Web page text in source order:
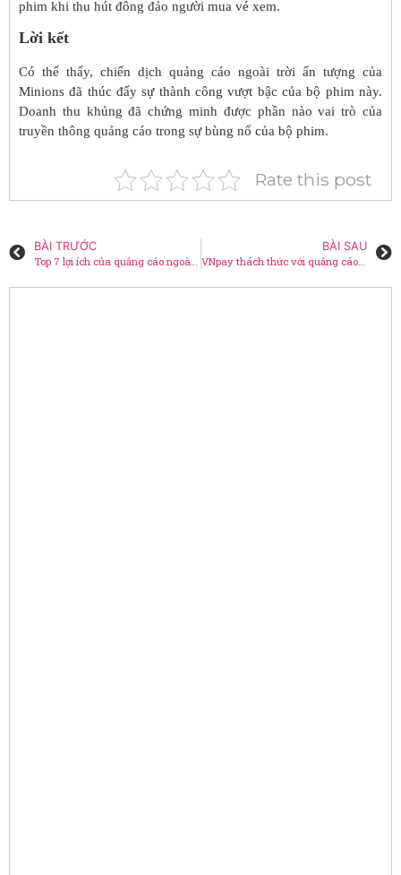
phim khi thu hút đông đảo người mua vé xem.
Lời kết
Có thể thấy, chiến dịch quảng cáo ngoài trời ấn tượng của
Minions đã thúc đẩy sự thành công vượt bậc của bộ phim này.
Doanh thu khủng đã chứng minh được phần nào vai trò của
truyền thông quảng cáo trong sự bùng nổ của bộ phim.
Rate this post
BÀI TRƯỚC
BÀI SAU
VNpay thách thức với quảng cáo ngoài trời ấn tượng